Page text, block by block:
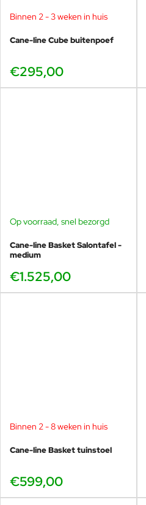
Binnen 2 - 3 weken in huis
Cane-line Cube buitenpoef
€295,00
Op voorraad, snel bezorgd
Cane-line Basket Salontafel -
medium
€1.525,00
Binnen 2 - 8 weken in huis
Cane-line Basket tuinstoel
€599,00